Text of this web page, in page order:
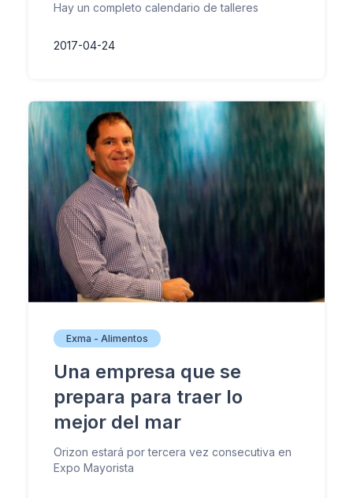
Hay un completo calendario de talleres
2017-04-24
Exma - Alimentos
Una empresa que se
prepara para traer lo
mejor del mar
Orizon estará por tercera vez consecutiva en
Expo Mayorista